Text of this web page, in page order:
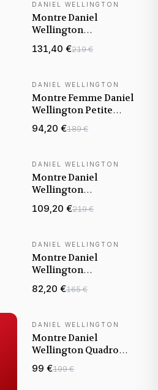
DANIEL WELLINGTON
Montre Daniel
Wellington
DW00100688 Boîtier
Rectangulaire et maille
131,40 €219 €
DANIEL WELLINGTON
Montre Femme Daniel
Wellington Petite
Emerald 36mm
DW00100481 cadran
94,20 €189 €
DANIEL WELLINGTON
Montre Daniel
Wellington
DW00100465 Quadro
Pressed Melrose Or
109,20 €219 €
DANIEL WELLINGTON
Montre Daniel
Wellington
Unitone 32mm en
82,20 €165 €
DANIEL WELLINGTON
Montre Daniel
Wellington Quadro
Lumine Pressed Piano
DW00100599
99 €199 €